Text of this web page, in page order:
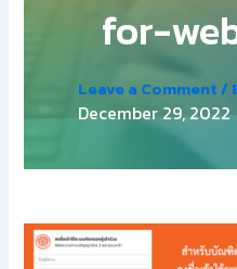
for-
Leave a Comment /
December 29, 2022